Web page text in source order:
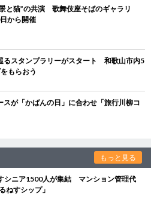
と猫”の共演 歌舞伎座そばのギャラリ
から開催
るスタンプラリーがスタート 和歌山市内5
もらおう
が「かばんの日」に合わせ「旅行川柳コ
もっと見る
シニア1500人が集結 マンション管理代
ねすシップ」